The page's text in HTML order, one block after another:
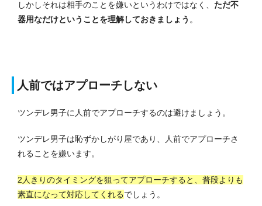
しかしそれは相手のことを嫌いというわけではなく、 ただ不
器用なだけということを理解しておきましょう 。
人前ではアプローチしない
ツンデレ男子に人前でアプローチするのは避けましょう。
ツンデレ男子は恥ずかしがり屋であり、人前でアプローチさ
れることを嫌います。
2人きりのタイミングを狙ってアプローチすると、普段よりも
素直になって対応してくれるでしょう。